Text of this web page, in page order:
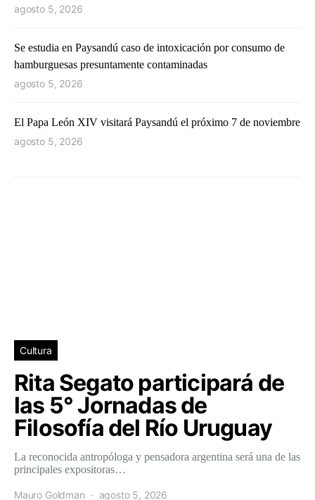
agosto 5, 2026
Se estudia en Paysandú caso de intoxicación por consumo de
hamburguesas presuntamente contaminadas
agosto 5, 2026
El Papa León XIV visitará Paysandú el próximo 7 de noviembre
agosto 5, 2026
Cultura
Rita Segato participará de
las 5° Jornadas de
Filosofía del Río Uruguay
La reconocida antropóloga y pensadora argentina será una de las
principales expositoras…
Mauro Goldman agosto 5, 2026